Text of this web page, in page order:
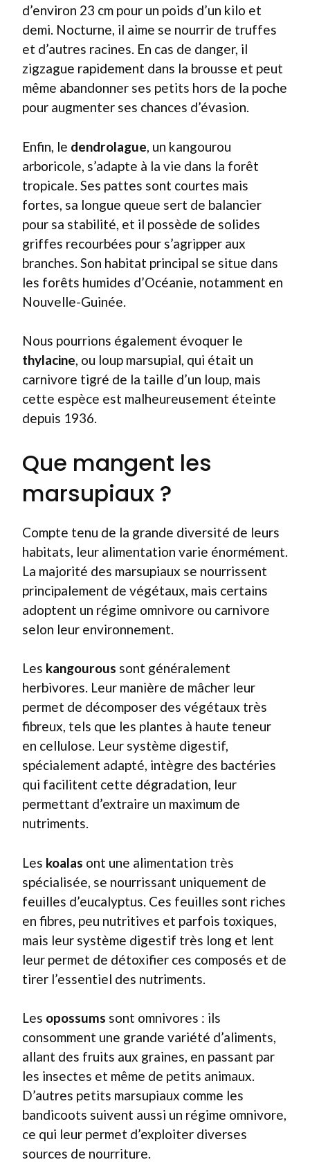
d’environ 23 cm pour un poids d’un kilo et
demi. Nocturne, il aime se nourrir de truffes
et d’autres racines. En cas de danger, il
zigzague rapidement dans la brousse et peut
même abandonner ses petits hors de la poche
pour augmenter ses chances d’évasion.
Enfin, le dendrolague , un kangourou
arboricole, s’adapte à la vie dans la forêt
tropicale. Ses pattes sont courtes mais
fortes, sa longue queue sert de balancier
pour sa stabilité, et il possède de solides
griffes recourbées pour s’agripper aux
branches. Son habitat principal se situe dans
les forêts humides d’Océanie, notamment en
Nouvelle-Guinée.
Nous pourrions également évoquer le
thylacine, ou loup marsupial, qui était un
carnivore tigré de la taille d’un loup, mais
cette espèce est malheureusement éteinte
depuis 1936.
Que mangent les
marsupiaux ?
Compte tenu de la grande diversité de leurs
habitats, leur alimentation varie énormément.
La majorité des marsupiaux se nourrissent
principalement de végétaux, mais certains
adoptent un régime omnivore ou carnivore
selon leur environnement.
Les kangourous sont généralement
herbivores. Leur manière de mâcher leur
permet de décomposer des végétaux très
fibreux, tels que les plantes à haute teneur
en cellulose. Leur système digestif,
spécialement adapté, intègre des bactéries
qui facilitent cette dégradation, leur
permettant d’extraire un maximum de
nutriments.
Les koalas ont une alimentation très
spécialisée, se nourrissant uniquement de
feuilles d’eucalyptus. Ces feuilles sont riches
en fibres, peu nutritives et parfois toxiques,
mais leur système digestif très long et lent
leur permet de détoxifier ces composés et de
tirer l’essentiel des nutriments.
Les opossums sont omnivores : ils
consomment une grande variété d’aliments,
allant des fruits aux graines, en passant par
les insectes et même de petits animaux.
D’autres petits marsupiaux comme les
bandicoots suivent aussi un régime omnivore,
ce qui leur permet d’exploiter diverses
sources de nourriture.